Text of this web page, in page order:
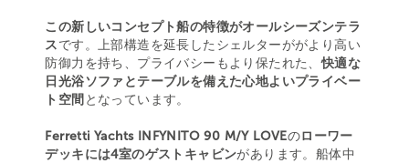
この新しいコンセプト船の特徴がオールシーズンテラ
スです。上部構造を延長したシェルターががより高い
防御力を持ち、プライバシーもより保たれた、快適な
日光浴ソファとテーブルを備えた心地よいプライベー
ト空間 となっています。
Ferretti Yachts INFYNITO 90 M/Y LOVEのローワー
デッキには4室のゲストキャビンがあります。船体中